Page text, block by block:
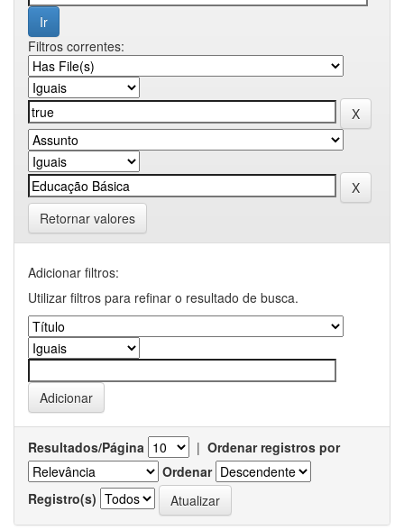
Filtros correntes:
Retornar valores
Adicionar filtros:
Utilizar filtros para refinar o resultado de busca.
Resultados/Página | Ordenar registros por
Ordenar
Registro(s)